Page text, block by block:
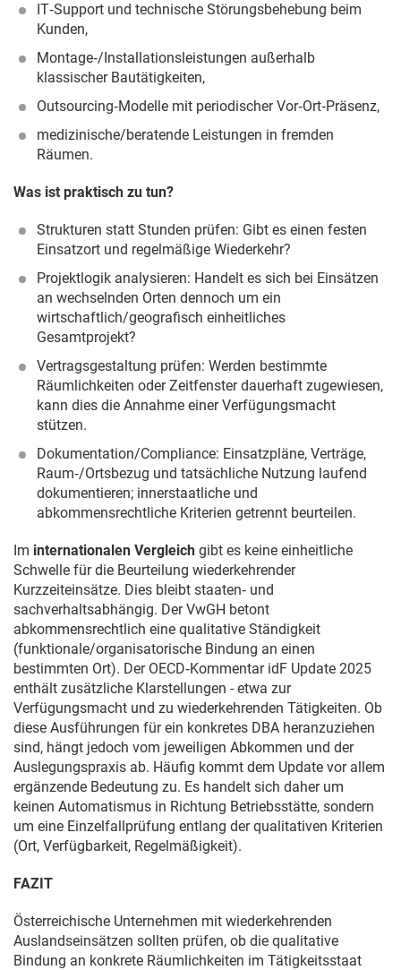
IT‑Support und technische Störungsbehebung beim
Kunden,
Montage‑/Installationsleistungen außerhalb
klassischer Bautätigkeiten,
Outsourcing‑Modelle mit periodischer Vor‑Ort‑Präsenz,
medizinische/beratende Leistungen in fremden
Räumen.
Was ist praktisch zu tun?
Strukturen statt Stunden prüfen: Gibt es einen festen
Einsatzort und regelmäßige Wiederkehr?
Projektlogik analysieren: Handelt es sich bei Einsätzen
an wechselnden Orten dennoch um ein
wirtschaftlich/geografisch einheitliches
Gesamtprojekt?
Vertragsgestaltung prüfen: Werden bestimmte
Räumlichkeiten oder Zeitfenster dauerhaft zugewiesen,
kann dies die Annahme einer Verfügungsmacht
stützen.
Dokumentation/Compliance: Einsatzpläne, Verträge,
Raum‑/Ortsbezug und tatsächliche Nutzung laufend
dokumentieren; innerstaatliche und
abkommensrechtliche Kriterien getrennt beurteilen.
Im internationalen Vergleich gibt es keine einheitliche
Schwelle für die Beurteilung wiederkehrender
Kurzzeiteinsätze. Dies bleibt staaten‑ und
sachverhaltsabhängig. Der VwGH betont
abkommensrechtlich eine qualitative Ständigkeit
(funktionale/organisatorische Bindung an einen
bestimmten Ort). Der OECD‑Kommentar idF Update 2025
enthält zusätzliche Klarstellungen - etwa zur
Verfügungsmacht und zu wiederkehrenden Tätigkeiten. Ob
diese Ausführungen für ein konkretes DBA heranzuziehen
sind, hängt jedoch vom jeweiligen Abkommen und der
Auslegungspraxis ab. Häufig kommt dem Update vor allem
ergänzende Bedeutung zu. Es handelt sich daher um
keinen Automatismus in Richtung Betriebsstätte, sondern
um eine Einzelfallprüfung entlang der qualitativen Kriterien
(Ort, Verfügbarkeit, Regelmäßigkeit).
FAZIT
Österreichische Unternehmen mit wiederkehrenden
Auslandseinsätzen sollten prüfen, ob die qualitative
Bindung an konkrete Räumlichkeiten im Tätigkeitsstaat